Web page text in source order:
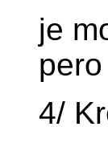
je
4/